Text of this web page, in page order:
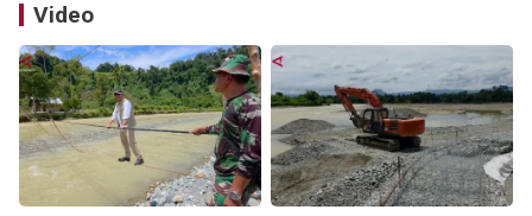
Video